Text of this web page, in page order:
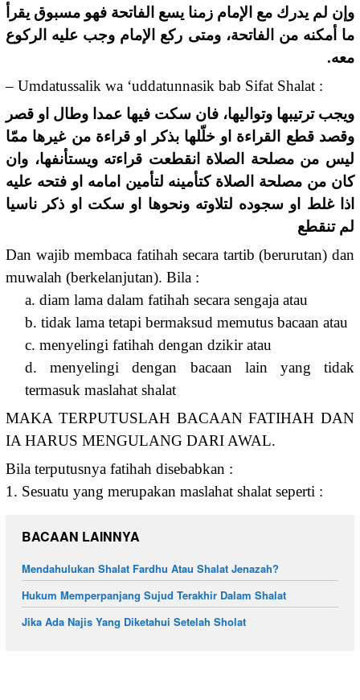
وإن لم يدرك مع الإمام زمنا يسع الفاتحة فهو مسبوق يقرأ
ما أمكنه من الفاتحة، ومتى ركع الإمام وجب عليه الركوع
معه.
– Umdatussalik wa ‘uddatunnasik bab Sifat Shalat :
ويجب ترتيبها وتواليها، فان سكت فيها عمدا وطال او قصر
وقصد قطع القراءة او خلّلها بذكر او قراءة من غيرها ممّا
ليس من مصلحة الصلاة انقطعت قراءته ويستأنفها، وان
كان من مصلحة الصلاة كتأمينه لتأمين امامه او فتحه عليه
اذا غلط او سجوده لتلاوته ونحوها او سكت او ذكر ناسيا
لم تنقطع
Dan wajib membaca fatihah secara tartib (berurutan) dan
muwalah (berkelanjutan). Bila :
a. diam lama dalam fatihah secara sengaja atau
b. tidak lama tetapi bermaksud memutus bacaan atau
c. menyelingi fatihah dengan dzikir atau
d. menyelingi dengan bacaan lain yang tidak
termasuk maslahat shalat
MAKA TERPUTUSLAH BACAAN FATIHAH DAN
IA HARUS MENGULANG DARI AWAL.
Bila terputusnya fatihah disebabkan :
1. Sesuatu yang merupakan maslahat shalat seperti :
BACAAN LAINNYA
Mendahulukan Shalat Fardhu Atau Shalat Jenazah?
Hukum Memperpanjang Sujud Terakhir Dalam Shalat
Jika Ada Najis Yang Diketahui Setelah Sholat